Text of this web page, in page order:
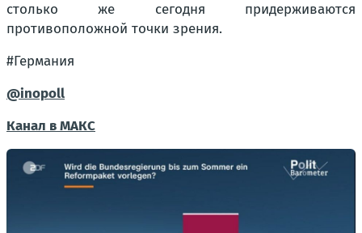
столько же сегодня придерживаются
противоположной точки зрения.
#Германия
@inopoll
Канал в МАКС